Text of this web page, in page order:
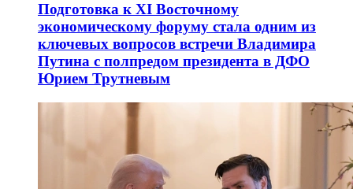
Подготовка к XI Восточному
экономическому форуму стала одним из
ключевых вопросов встречи Владимира
Путина с полпредом президента в ДФО
Юрием Трутневым